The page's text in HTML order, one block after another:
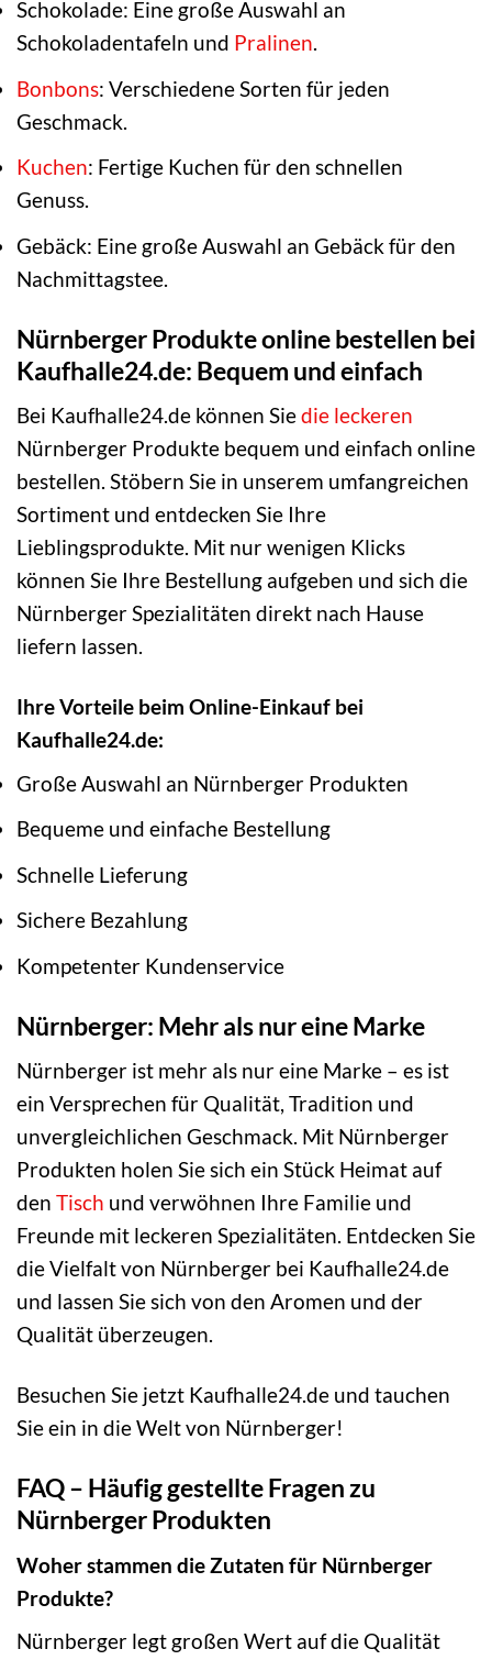
Schokolade: Eine große Auswahl an
Schokoladentafeln und Pralinen.
Bonbons: Verschiedene Sorten für jeden
Geschmack.
Kuchen: Fertige Kuchen für den schnellen
Genuss.
Gebäck: Eine große Auswahl an Gebäck für den
Nachmittagstee.
Nürnberger Produkte online bestellen bei
Kaufhalle24.de: Bequem und einfach
Bei Kaufhalle24.de können Siedie leckeren
Nürnberger Produkte bequem und einfach online
bestellen. Stöbern Sie in unserem umfangreichen
Sortiment und entdecken Sie Ihre
Lieblingsprodukte. Mit nur wenigen Klicks
können Sie Ihre Bestellung aufgeben und sich die
Nürnberger Spezialitäten direkt nach Hause
liefern lassen.
Ihre Vorteile beim Online-Einkauf bei
Kaufhalle24.de:
Große Auswahl an Nürnberger Produkten
Bequeme und einfache Bestellung
Schnelle Lieferung
Sichere Bezahlung
Kompetenter Kundenservice
Nürnberger: Mehr als nur eine Marke
Nürnberger ist mehr als nur eine Marke – es ist
ein Versprechen für Qualität, Tradition und
unvergleichlichen Geschmack. Mit Nürnberger
Produkten holen Sie sich ein Stück Heimat auf
den Tisch und verwöhnen Ihre Familie und
Freunde mit leckeren Spezialitäten. Entdecken Sie
die Vielfalt von Nürnberger bei Kaufhalle24.de
und lassen Sie sich von den Aromen und der
Qualität überzeugen.
Besuchen Sie jetzt Kaufhalle24.de und tauchen
Sie ein in die Welt von Nürnberger!
FAQ – Häufig gestellte Fragen zu
Nürnberger Produkten
Woher stammen die Zutaten für Nürnberger
Produkte?
Nürnberger legt großen Wert auf die Qualität